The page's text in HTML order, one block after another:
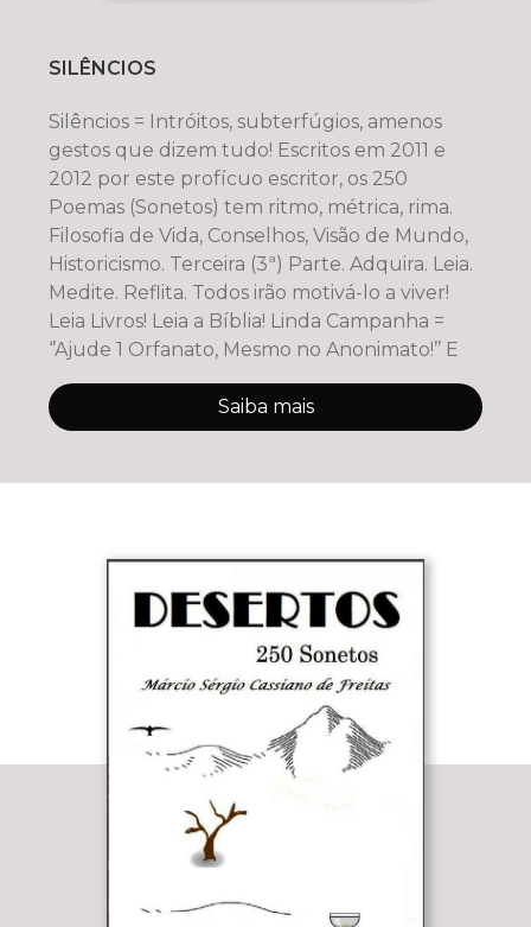
SILÊNCIOS
Silêncios = Intróitos, subterfúgios, amenos
gestos que dizem tudo! Escritos em 2011 e
2012 por este profícuo escritor, os 250
Poemas (Sonetos) tem ritmo, métrica, rima.
Filosofia de Vida, Conselhos, Visão de Mundo,
Historicismo. Terceira (3ª) Parte. Adquira. Leia.
Medite. Reflita. Todos irão motivá-lo a viver!
Leia Livros! Leia a Bíblia! Linda Campanha =
‘’Ajude 1 Orfanato, Mesmo no Anonimato!’’ E
Saiba mais